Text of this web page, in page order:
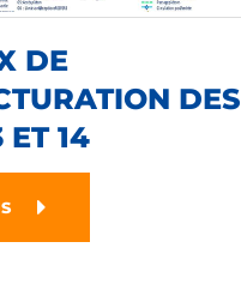
DE
DES
ET 14